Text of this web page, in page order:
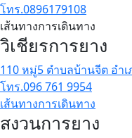
โทร.0896179108
เส้นทางการเดินทาง
วิเชียรการยาง
110 หมู่5 ตำบลบ้านจีต อำ
โทร.096 761 9954
เส้นทางการเดินทาง
สงวนการยาง